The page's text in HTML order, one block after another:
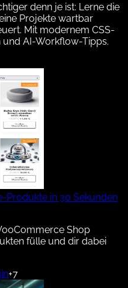
denn je ist: Lerne die
Projekte wartbar
Mit modernem CSS-
und AI-Workflow-Tipps.
Produkte in 30 Sekunden
Shop
fülle und dir dabei
+7